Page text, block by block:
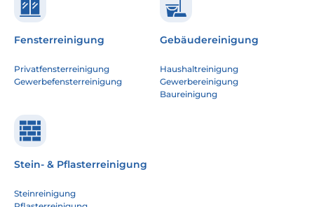
Fensterreinigung
Privatfensterreinigung
Gewerbefensterreinigung
Gebäudereinigung
Haushaltreinigung
Gewerbereinigung
Baureinigung
Stein- & Pflasterreinigung
Steinreinigung